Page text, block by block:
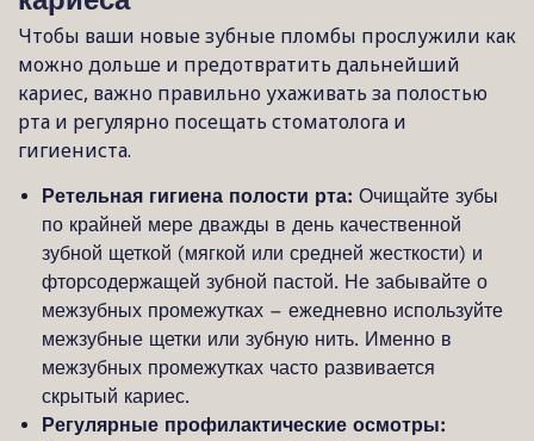
Чтобы ваши новые зубные пломбы прослужили как
можно дольше и предотвратить дальнейший
кариес, важно правильно ухаживать за полостью
рта и регулярно посещать стоматолога и
гигиениста.
Ретельная гигиена полости рта: Очищайте зубы
по крайней мере дважды в день качественной
зубной щеткой (мягкой или средней жесткости) и
фторсодержащей зубной пастой. Не забывайте о
межзубных промежутках – ежедневно используйте
межзубные щетки или зубную нить. Именно в
межзубных промежутках часто развивается
скрытый кариес.
Регулярные профилактические осмотры: